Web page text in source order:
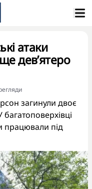
атаки
дев’ятеро
загинули двоє
працювали під